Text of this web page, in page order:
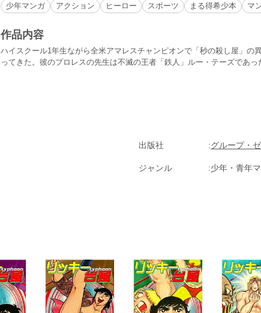
少年マンガ アクション ヒーロー スポーツ まる得希少本 マ
作品内容
ハイスクール1年生ながら全米アマレスチャンピオンで「秒の殺し屋」の
ってきた。彼のプロレスの先生は不滅の王者「鉄人」ルー・テーズであ
出版社 グループ・
ジャンル 少年・青年